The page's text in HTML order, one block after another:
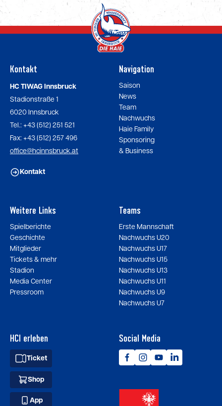
Kontakt
HC TIWAG Innsbruck
Stadionstraße 1
6020 Innsbruck
Tel.: +43 (512) 251 521
Fax: +43 (512) 257 496
office@hcinnsbruck.at
Kontakt
Navigation
Saison
News
Team
Nachwuchs
Haie Family
Sponsoring
& Business
Weitere Links
Spielberichte
Geschichte
Mitglieder
Tickets & mehr
Stadion
Media Center
Pressroom
Teams
Erste Mannschaft
Nachwuchs U20
Nachwuchs U17
Nachwuchs U15
Nachwuchs U13
Nachwuchs U11
Nachwuchs U9
Nachwuchs U7
HCI erleben
Ticket
Shop
App
Social Media